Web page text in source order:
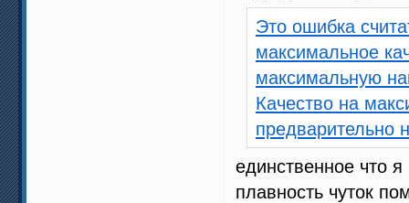
Это ошибка
максимальное
максимальную
Качество на
предварительно
единственное что
плавность чуток